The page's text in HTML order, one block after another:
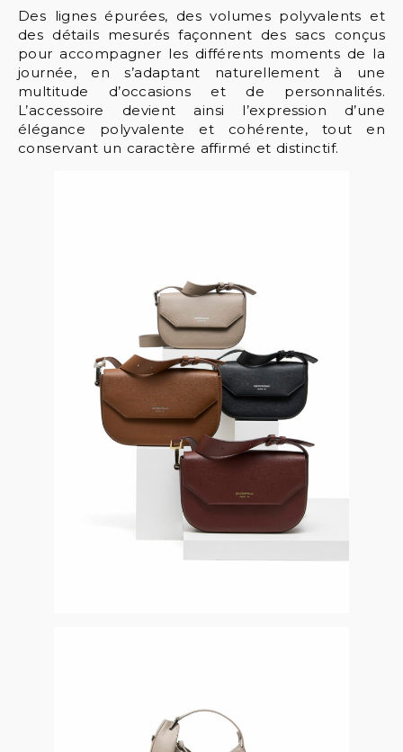
Des lignes épurées, des volumes polyvalents et
des détails mesurés façonnent des sacs conçus
pour accompagner les différents moments de la
journée, en s’adaptant naturellement à une
multitude d’occasions et de personnalités.
L’accessoire devient ainsi l’expression d’une
élégance polyvalente et cohérente, tout en
conservant un caractère affirmé et distinctif.